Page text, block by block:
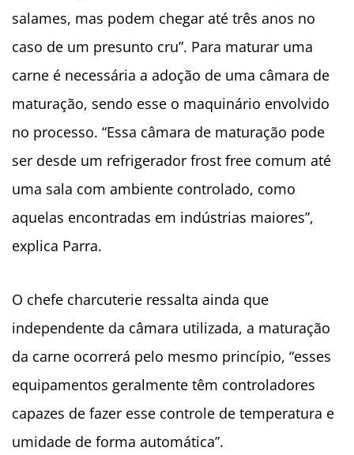
salames, mas podem chegar até três anos no
caso de um presunto cru”. Para maturar uma
carne é necessária a adoção de uma câmara de
maturação, sendo esse o maquinário envolvido
no processo. “Essa câmara de maturação pode
ser desde um refrigerador frost free comum até
uma sala com ambiente controlado, como
aquelas encontradas em indústrias maiores”,
explica Parra.
O chefe charcuterie ressalta ainda que
independente da câmara utilizada, a maturação
da carne ocorrerá pelo mesmo princípio, “esses
equipamentos geralmente têm controladores
capazes de fazer esse controle de temperatura e
umidade de forma automática”.